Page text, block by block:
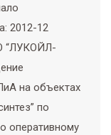
2012-12
“ЛУКОЙЛ-
на объектах
по
оперативному